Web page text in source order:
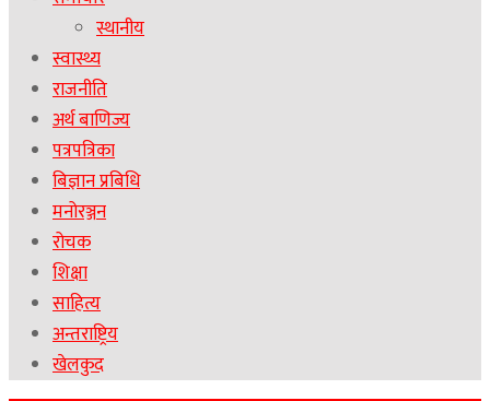
स्थानीय
स्वास्थ्य
राजनीति
अर्थ बाणिज्य
पत्रपत्रिका
बिज्ञान प्रबिधि
मनोरञ्जन
रोचक
शिक्षा
साहित्य
अन्तराष्ट्रिय
खेलकुद